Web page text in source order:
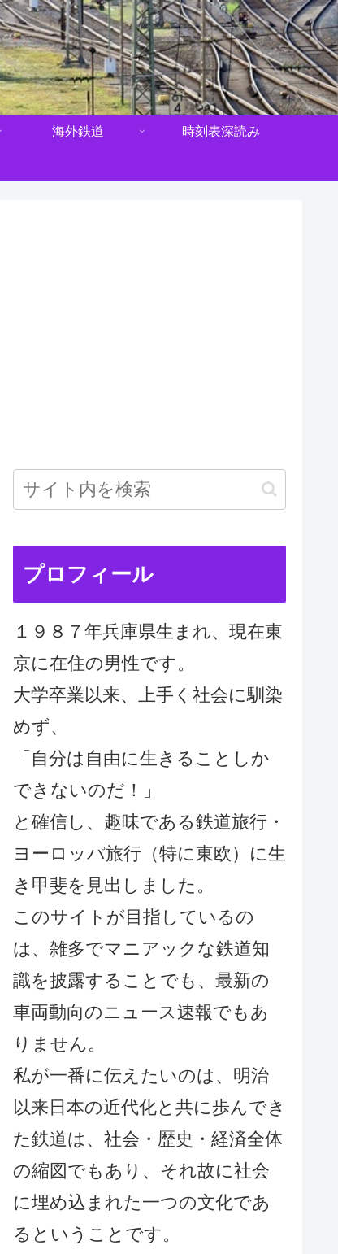
海外鉄道 時刻表深読み
プロフィール
１９８７年兵庫県生まれ、現在東
京に在住の男性です。
大学卒業以来、上手く社会に馴染
めず、
「自分は自由に生きることしか
できないのだ！」
と確信し、趣味である鉄道旅行・
ヨーロッパ旅行（特に東欧）に生
き甲斐を見出しました。
このサイトが目指しているの
は、雑多でマニアックな鉄道知
識を披露することでも、最新の
車両動向のニュース速報でもあ
りません。
私が一番に伝えたいのは、明治
以来日本の近代化と共に歩んでき
た鉄道は、社会・歴史・経済全体
の縮図でもあり、それ故に社会
に埋め込まれた一つの文化であ
るということです。